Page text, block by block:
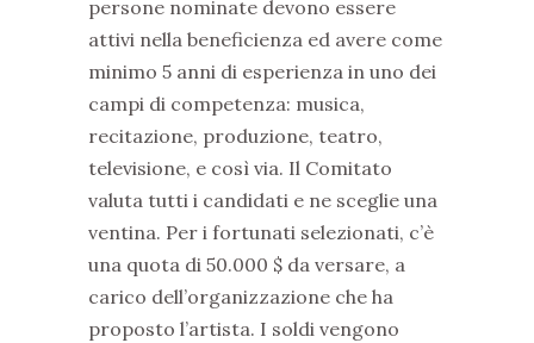
persone nominate devono essere
attivi nella beneficienza ed avere come
minimo 5 anni di esperienza in uno dei
campi di competenza: musica,
recitazione, produzione, teatro,
televisione, e così via. Il Comitato
valuta tutti i candidati e ne sceglie una
ventina. Per i fortunati selezionati, c’è
una quota di 50.000 $ da versare, a
carico dell’organizzazione che ha
proposto l’artista. I soldi vengono